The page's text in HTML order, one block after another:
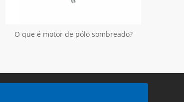
O que é motor de pólo sombreado?